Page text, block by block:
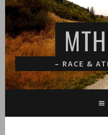
Spring
naar
inhoud
– RACE &